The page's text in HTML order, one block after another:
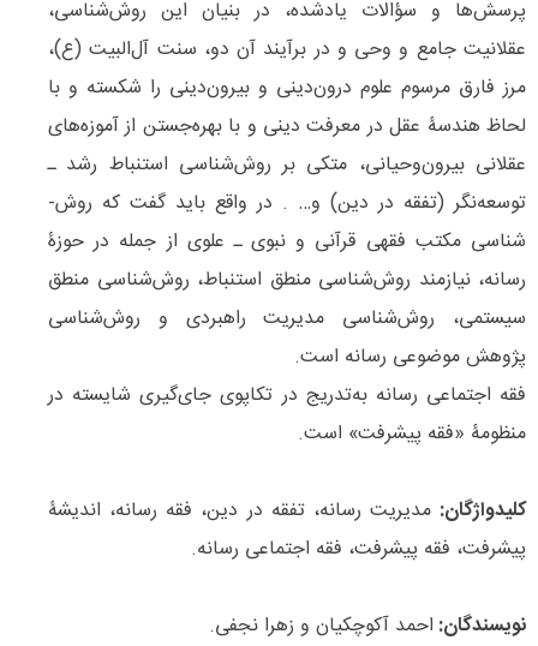
پرسش­‌ها و سؤالات یادشده، در بنیان این روش‌­شناسی،
عقلانیت جامع و وحی و در برآیند آن دو، سنت آل‌البیت (ع)،
مرز فارق مرسوم علوم درون‌­دینی و بیرون­‌دینی را شکسته و با
لحاظ هندسۀ عقل در معرفت دینی و با بهره‌جستن از آموزه­‌های
عقلانی بیرون‌وحیانی، متکی بر روش‌­شناسی استنباط رشد ـ
توسعه­‌نگر (تفقه در دین) و… . در واقع باید گفت که روش‌­
شناسی مکتب فقهی قرآنی و نبوی ـ علوی از جمله در حوزۀ
رسانه، نیازمند روش­‌شناسی منطق استنباط، روش­‌شناسی منطق
سیستمی، روش‌­شناسی مدیریت راهبردی و روش‌شناسی
پژوهش موضوعی رسانه است.
فقه اجتماعی رسانه به‌تدریج در تکاپوی جای‌گیری شایسته در
منظومۀ «فقه پیشرفت» است.
کلیدواژگان: مدیریت رسانه، تفقه در دین، فقه رسانه، اندیشۀ
پیشرفت، فقه پیشرفت، فقه اجتماعی رسانه.
نویسندگان: احمد آکوچکیان و زهرا نجفی.